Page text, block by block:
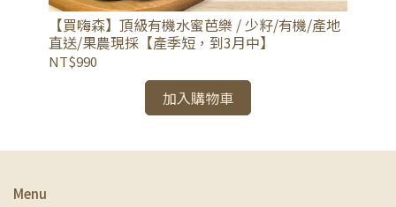
【買嗨森】頂級有機水蜜芭樂 / 少籽/有機/產地
直送/果農現採【產季短，到3月中】
NT$990
加入購物車
Menu